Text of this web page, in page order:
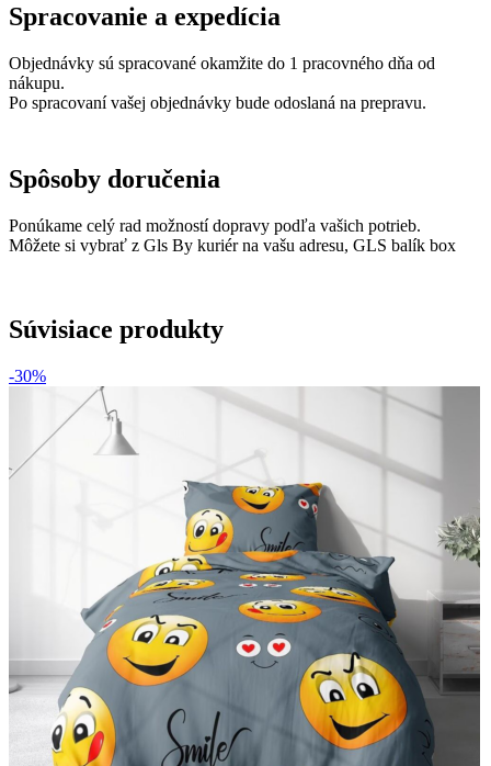
Spracovanie a expedícia
Objednávky sú spracované okamžite do 1 pracovného dňa od
nákupu.
Po spracovaní vašej objednávky bude odoslaná na prepravu.
Spôsoby doručenia
Ponúkame celý rad možností dopravy podľa vašich potrieb.
Môžete si vybrať z Gls By kuriér na vašu adresu, GLS balík box
Súvisiace produkty
-30%